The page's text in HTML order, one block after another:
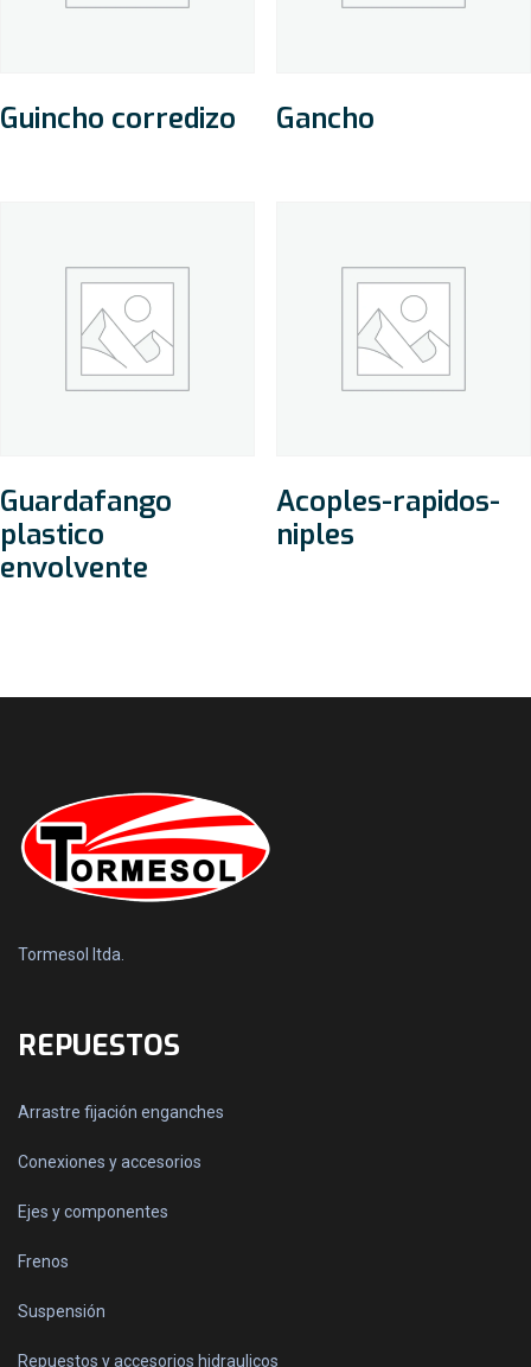
Guincho corredizo Gancho
Guardafango
plastico
envolvente
Acoples-rapidos-
niples
Tormesol ltda.
REPUESTOS
Arrastre fijación enganches
Conexiones y accesorios
Ejes y componentes
Frenos
Suspensión
Repuestos y accesorios hidraulicos